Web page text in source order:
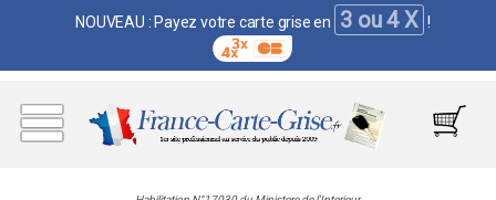
NOUVEAU : Payez votre carte grise en 3 ou 4 X !